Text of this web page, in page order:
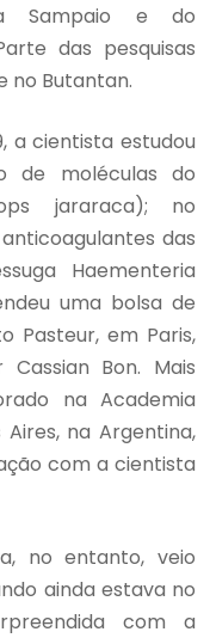
Sampaio e do
das pesquisas
no Butantan.
a cientista estudou
de moléculas do
jararaca); no
das
Haementeria
uma bolsa de
Pasteur, em Paris,
Bon. Mais
na Academia
na Argentina,
com a cientista
no entanto, veio
ainda estava no
com a